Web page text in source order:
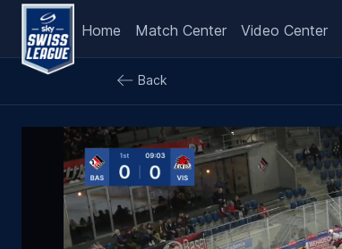
Home Match Center Video Center
Back